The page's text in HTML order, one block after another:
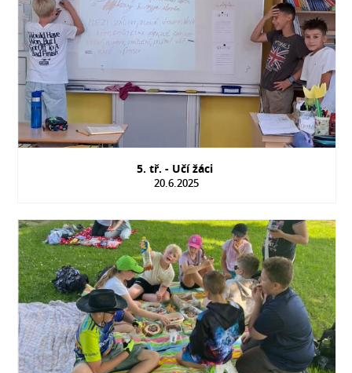
5. tř. - Učí žáci
20.6.2025